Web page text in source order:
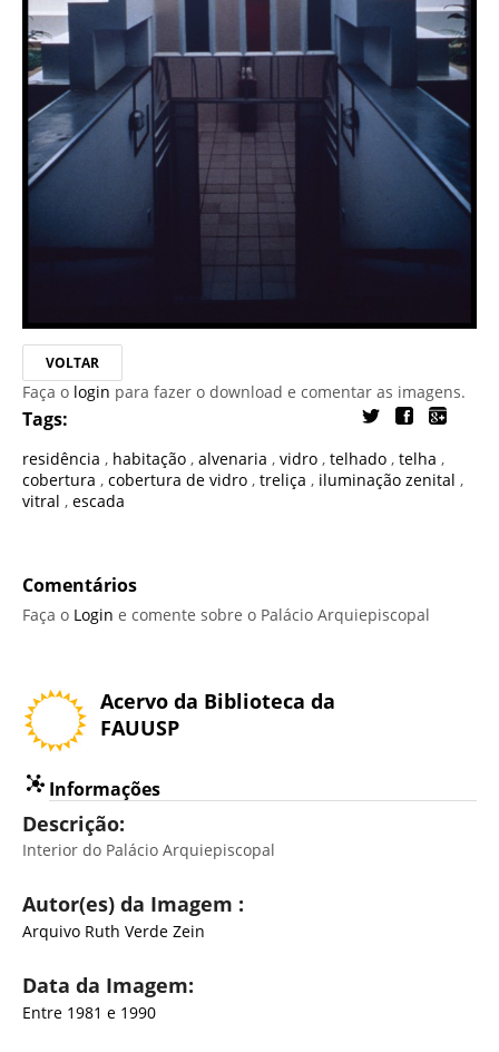
VOLTAR
Faça o login para fazer o download e comentar as imagens.
Tags:
residência , habitação , alvenaria , vidro , telhado , telha ,
cobertura , cobertura de vidro , treliça , iluminação zenital ,
vitral , escada
Comentários
Faça o Login e comente sobre o Palácio Arquiepiscopal
Acervo da Biblioteca da
FAUUSP
Informações
Descrição:
Interior do Palácio Arquiepiscopal
Autor(es) da Imagem :
Arquivo Ruth Verde Zein
Data da Imagem:
Entre 1981 e 1990